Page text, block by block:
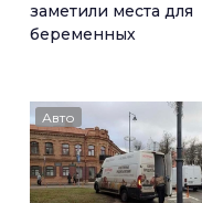
заметили места для
беременных
Авто